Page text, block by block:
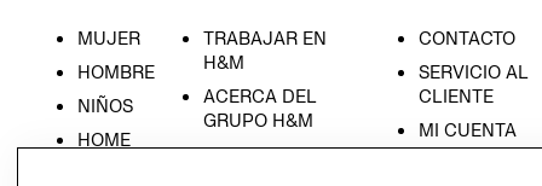
MUJER
HOMBRE
NIÑOS
HOME
TRABAJAR EN
H&M
ACERCA DEL
GRUPO H&M
RESPONSABILIDAD
CONTACTO
SERVICIO AL
CLIENTE
MI CUENTA